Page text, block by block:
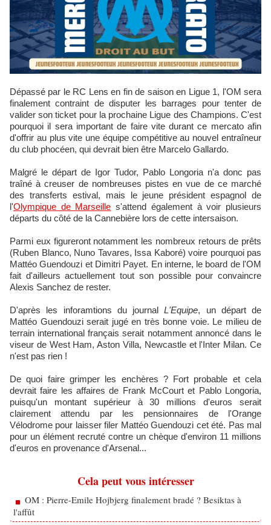
Dépassé par le RC Lens en fin de saison en Ligue 1, l'OM sera
finalement contraint de disputer les barrages pour tenter de
valider son ticket pour la prochaine Ligue des Champions. C'est
pourquoi il sera important de faire vite durant ce mercato afin
d'offrir au plus vite une équipe compétitive au nouvel entraîneur
du club phocéen, qui devrait bien être Marcelo Gallardo.
Malgré le départ de Igor Tudor, Pablo Longoria n'a donc pas
traîné à creuser de nombreuses pistes en vue de ce marché
des transferts estival, mais le jeune président espagnol de
l'Olympique de Marseille s'attend également à voir plusieurs
départs du côté de la Cannebière lors de cette intersaison.
Parmi eux figureront notamment les nombreux retours de prêts
(Ruben Blanco, Nuno Tavares, Issa Kaboré) voire pourquoi pas
Mattéo Guendouzi et Dimitri Payet. En interne, le board de l'OM
fait d'ailleurs actuellement tout son possible pour convaincre
Alexis Sanchez de rester.
D'après les inforamtions du journalL'Equipe, un départ de
Mattéo Guendouzi serait jugé en très bonne voie. Le milieu de
terrain international français serait notamment annoncé dans le
viseur de West Ham, Aston Villa, Newcastle et l'Inter Milan. Ce
n'est pas rien !
De quoi faire grimper les enchères ? Fort probable et cela
devrait faire les affaires de Frank McCourt et Pablo Longoria,
puisqu'un montant supérieur à 30 millions d'euros serait
clairement attendu par les pensionnaires de l'Orange
Vélodrome pour laisser filer Mattéo Guendouzi cet été. Pas mal
pour un élément recruté contre un chèque d'environ 11 millions
d'euros en provenance d'Arsenal...
Cela peut vous intéresser
OM : Pierre-Emile Hojbjerg finalement bradé ? Besiktas à
l'affût